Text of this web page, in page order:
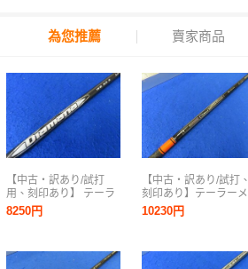
為您推薦 賣家商品
【中古・訳あり/試打
用、刻印あり】 テーラ
ーメイド 2024 Qi10 シ
リーズ ドライバー用 ス
8250円
【中古・訳あり/試打、
刻印あり】テーラーメ
イド 2021 SIM2 ドライ
バー用 スリーブ付シャ
10230円